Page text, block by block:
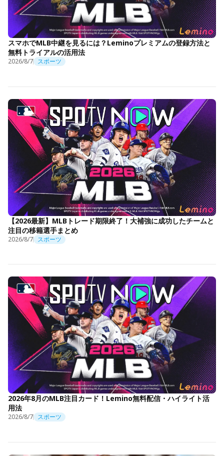
スマホでMLB中継を見るには？Leminoプレミアムの登録方法と
無料トライアルの活用法
2026/8/7 スポーツ
【2026最新】MLBトレード期限終了！大補強に成功したチームと
注目の移籍選手まとめ
2026/8/7 スポーツ
2026年8月のMLB注目カード！Lemino無料配信・ハイライト活
用法
2026/8/7 スポーツ